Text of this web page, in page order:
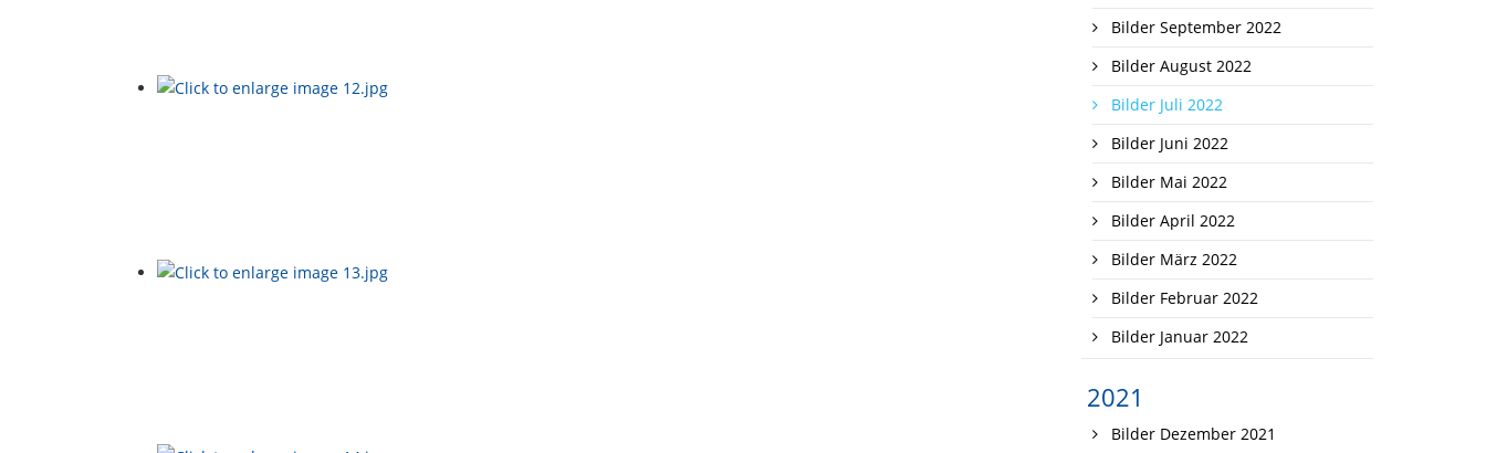
Bilder September 2022
Bilder August 2022
Bilder Juli 2022
Bilder Juni 2022
Bilder Mai 2022
Bilder April 2022
Bilder März 2022
Bilder Februar 2022
Bilder Januar 2022
2021
Bilder Dezember 2021